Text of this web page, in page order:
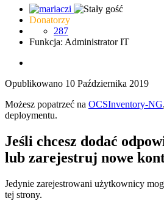
Donatorzy
287
Funkcja: Administrator IT
Opublikowano 10 Października 2019
Możesz popatrzeć na OCSInventory-NG
deploymentu.
Jeśli chcesz dodać
lub zarejestruj nowe
Jedynie zarejestrowani użytkownicy
tej strony.